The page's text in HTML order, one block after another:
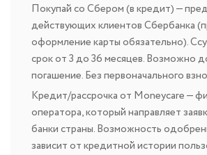
Покупай со Сбером (в кредит) —
действующих клиентов Сбербанка
оформление карты обязательно).
срок от 3 до 36 месяцев. Возможно
погашение. Без первоначального
Кредит/рассрочка от Moneycare —
оператора, который направляет
банки страны. Возможность
зависит от кредитной истории